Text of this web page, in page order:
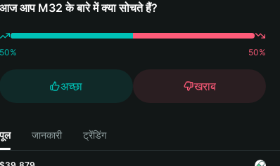
आज आप M32 के बारे में क्या सोचते हैं?
50% 50%
अच्छा खराब
पूल जानकारी ट्रेंडिंग